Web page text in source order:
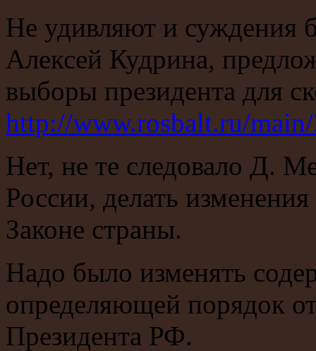
Не удивляют и суждения
Алексей Кудрина,
выборы президента для
http://www.rosbalt.ru/
Нет, не те следовало Д.
России, делать
Законе страны.
Надо было изменять
определяющей порядок
Президента РФ.